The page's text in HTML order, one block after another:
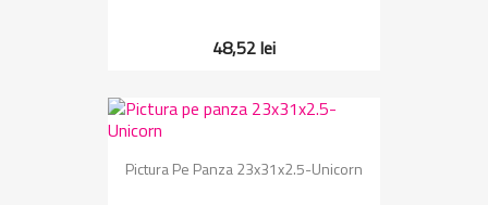
48,52 lei
Pictura Pe Panza 23x31x2.5-Unicorn